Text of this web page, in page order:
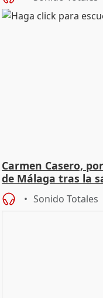
Carmen Casero,
de Málaga tras la
Sonido Totales